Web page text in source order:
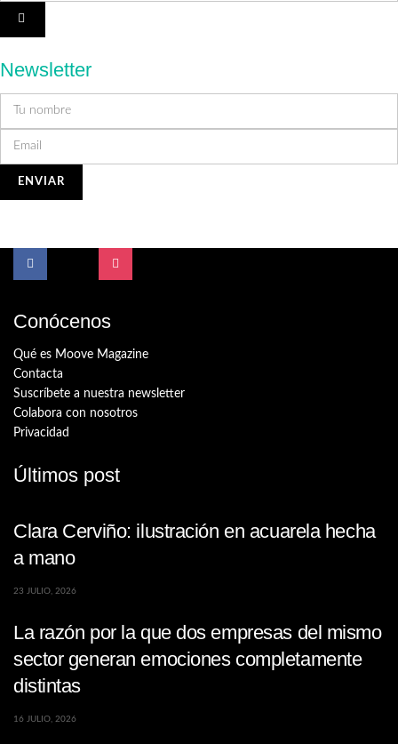
Newsletter
Conócenos
Qué es Moove Magazine
Contacta
Suscríbete a nuestra newsletter
Colabora con nosotros
Privacidad
Últimos post
Clara Cerviño: ilustración en acuarela hecha
a mano
23 JULIO, 2026
La razón por la que dos empresas del mismo
sector generan emociones completamente
distintas
16 JULIO, 2026